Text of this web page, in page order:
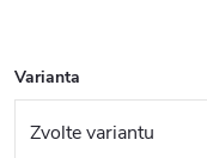
Varianta